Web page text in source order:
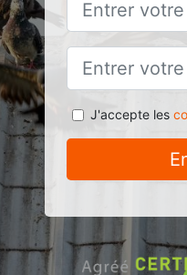
J'accepte les